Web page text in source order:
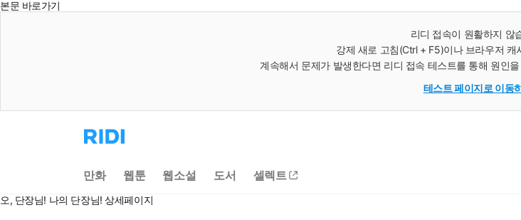
본문 바로가기
리디 접속이 원활하지 않
강제 새로 고침(Ctrl + F5)이나 브라우저 캐
계속해서 문제가 발생한다면 리디 접속 테스트를 통해 원인
테스트 페이지로 이동
리
디
으
로
동
만화 웹툰 웹소설 도서 셀렉트
오, 단장님! 나의 단장님! 상세페이지